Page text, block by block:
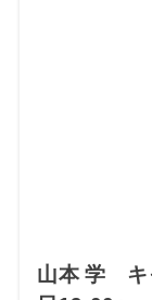
山本 学 キ